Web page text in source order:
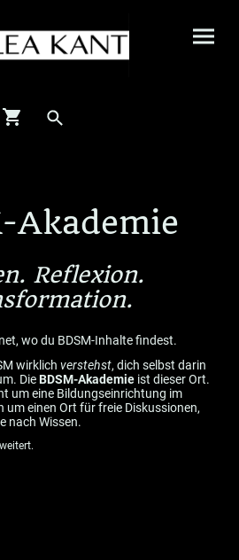
Akademie
Reflexion.
wo du BDSM-Inhalte findest.
wirklich verstehst, dich selbst darin
DieBDSM-Akademie ist dieser Ort.
um eine Bildungseinrichtung im
um einen Ort für freie Diskussionen,
nach Wissen.